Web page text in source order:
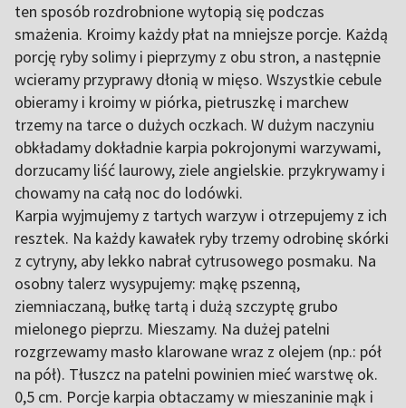
ten sposób rozdrobnione wytopią się podczas
smażenia. Kroimy każdy płat na mniejsze porcje. Każdą
porcję ryby solimy i pieprzymy z obu stron, a następnie
wcieramy przyprawy dłonią w mięso. Wszystkie cebule
obieramy i kroimy w piórka, pietruszkę i marchew
trzemy na tarce o dużych oczkach. W dużym naczyniu
obkładamy dokładnie karpia pokrojonymi warzywami,
dorzucamy liść laurowy, ziele angielskie. przykrywamy i
chowamy na całą noc do lodówki.
Karpia wyjmujemy z tartych warzyw i otrzepujemy z ich
resztek. Na każdy kawałek ryby trzemy odrobinę skórki
z cytryny, aby lekko nabrał cytrusowego posmaku. Na
osobny talerz wysypujemy: mąkę pszenną,
ziemniaczaną, bułkę tartą i dużą szczyptę grubo
mielonego pieprzu. Mieszamy. Na dużej patelni
rozgrzewamy masło klarowane wraz z olejem (np.: pół
na pół). Tłuszcz na patelni powinien mieć warstwę ok.
0,5 cm. Porcje karpia obtaczamy w mieszaninie mąk i